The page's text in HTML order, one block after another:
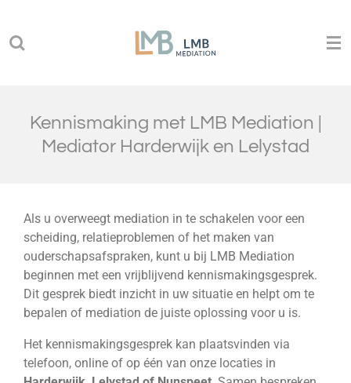
direct
naar
Kennismaking met LMB Mediation |
Mediator Harderwijk en Lelystad
Als u overweegt mediation in te schakelen voor een
scheiding, relatieproblemen of het maken van
ouderschapsafspraken, kunt u bij LMB Mediation
beginnen met een vrijblijvend kennismakingsgesprek.
Dit gesprek biedt inzicht in uw situatie en helpt om te
bepalen of mediation de juiste oplossing voor u is.
Het kennismakingsgesprek kan plaatsvinden via
telefoon, online of op één van onze locaties in